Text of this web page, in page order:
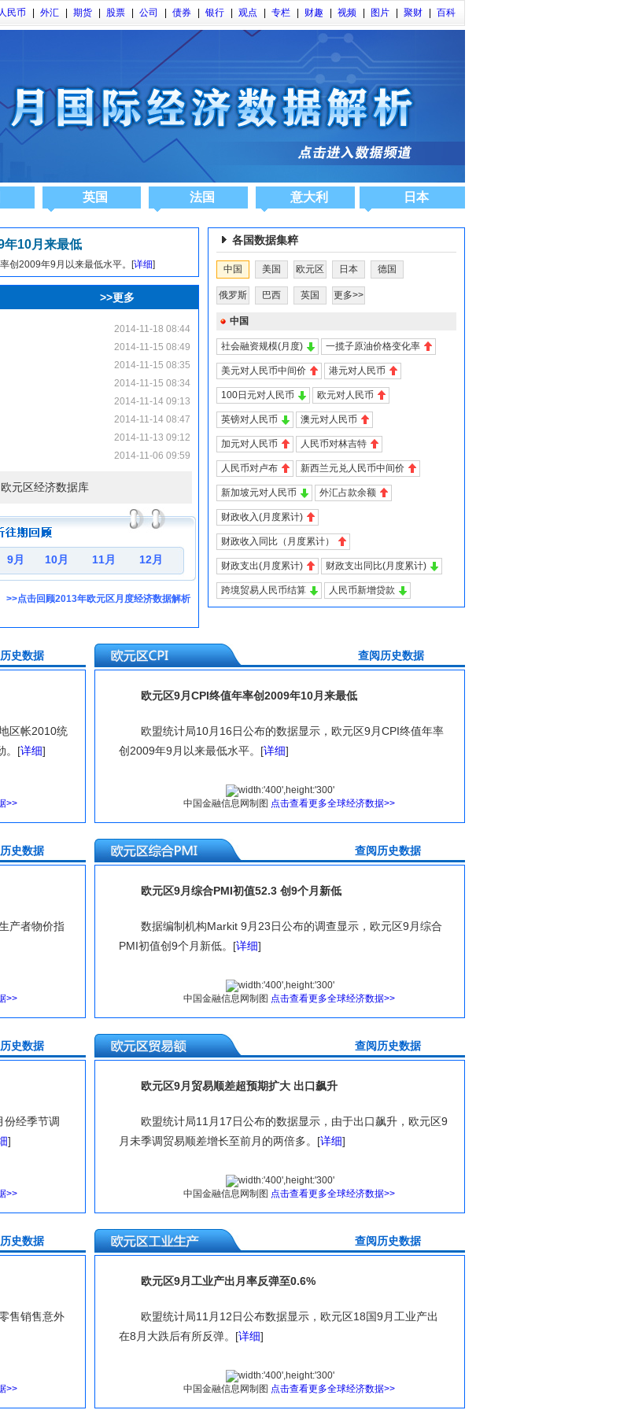
人民币 外汇 期货 股票 公司 债券 银行 观点 专栏 财趣 视频 图片 聚财 百科
英国 法国 意大利 日本
年10月来最低
创2009年9月以来最低水平。[详细]
更多
2014-11-18 08:44
2014-11-15 08:49
2014-11-15 08:35
2014-11-15 08:34
2014-11-14 09:13
2014-11-14 08:47
2014-11-13 09:12
2014-11-06 09:59
元区经济数据库
9月 10月 11月 12月
>>点击回顾2013年欧元区月度经济数据解析
各国数据集粹
中国 美国 欧元区 日本 德国
俄罗斯 巴西 英国 更多>>
中国
社会融资规模(月度) 一揽子原油价格变化率
美元对人民币中间价 港元对人民币
100日元对人民币 欧元对人民币
英镑对人民币 澳元对人民币
加元对人民币 人民币对林吉特
人民币对卢布 新西兰元兑人民币中间价
新加坡元对人民币 外汇占款余额
财政收入(月度累计)
财政收入同比（月度累计）
财政支出(月度累计) 财政支出同比(月度累计)
跨境贸易人民币结算 人民币新增贷款
区帐2010统
。[详细]
>>
产者物价指
>>
份经季节调
]
>>
售销售意外
>>
查阅历史数据
欧元区9月CPI终值年率创2009年10月来最低
欧盟统计局10月16日公布的数据显示，欧元区9月CPI终值年率
创2009年9月以来最低水平。[详细]
中国金融信息网制图 点击查看更多全球经济数据>>
查阅历史数据
欧元区9月综合PMI初值52.3 创9个月新低
数据编制机构Markit 9月23日公布的调查显示，欧元区9月综合
PMI初值创9个月新低。[详细]
中国金融信息网制图 点击查看更多全球经济数据>>
查阅历史数据
欧元区9月贸易顺差超预期扩大 出口飙升
欧盟统计局11月17日公布的数据显示，由于出口飙升，欧元区9
月未季调贸易顺差增长至前月的两倍多。[详细]
中国金融信息网制图 点击查看更多全球经济数据>>
查阅历史数据
欧元区9月工业产出月率反弹至0.6%
欧盟统计局11月12日公布数据显示，欧元区18国9月工业产出
在8月大跌后有所反弹。[详细]
中国金融信息网制图 点击查看更多全球经济数据>>